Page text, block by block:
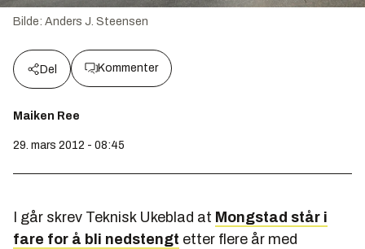
Bilde: Anders J. Steensen
Del Kommenter
Maiken Ree
29. mars 2012 - 08:45
I går skrev Teknisk Ukeblad at Mongstad står i
fare for å bli nedstengt etter flere år med